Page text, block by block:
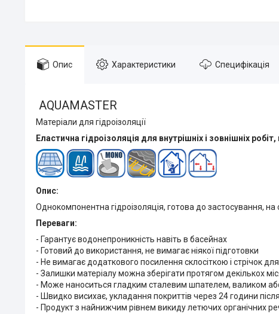
Опис Характеристики Специфікація
AQUAMASTER
Матеріали для гідроізоляції
Еластична гідроізоляція для внутрішніх і зовнішніх
Опис:
Однокомпонентна гідроізоляція, готова до застосування, на
Переваги:
- Гарантує водонепроникність навіть в басейнах
- Готовий до використання, не вимагає ніякої підготовки
- Не вимагає додаткового посилення склосіткою і стрічок для
- Залишки матеріалу можна зберігати протягом декількох
- Може наноситься гладким сталевим шпателем, валиком
- Швидко висихає, укладання покриттів через 24 години
- Продукт з найнижчим рівнем викиду летючих органічних